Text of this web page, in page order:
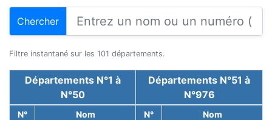
Chercher
Filtre instantané sur les 101 départements.
Départements N°1 à
N°50
Départements N°51 à
N°976
N° Nom N° Nom